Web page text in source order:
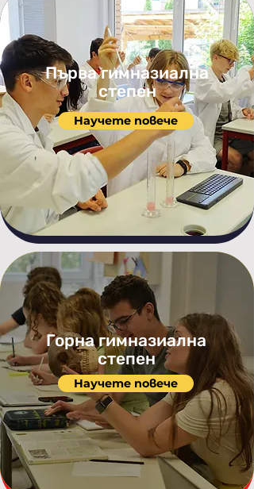
Първа гимназиална
степен
Научете повече
Горна гимназиална
степен
Научете повече